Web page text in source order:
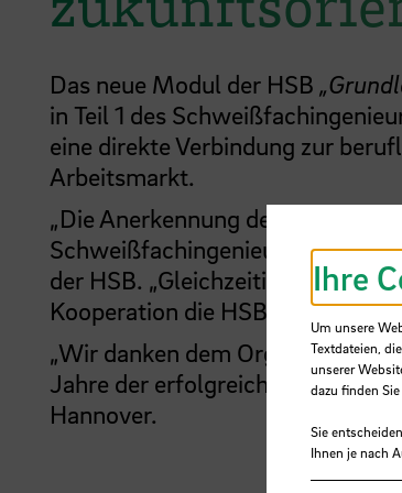
Das neue Modul der HSB
in Teil 1 des
eine direkte Verbindung zur
Arbeitsmarkt.
„Die Anerkennung des Moduls
Schweißfachingenieur zu
der HSB. „Gleichzeitig fördern
Kooperation die HSB als
„Wir danken dem
Jahre der erfolgreichen
Hannover.
Ihre
Um unsere
Textdateien,
unserer
dazu finden
Sie
Ihnen je nach